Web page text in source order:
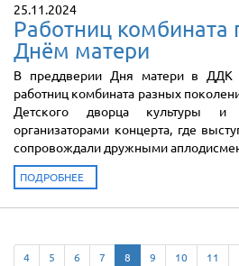
25.11.2024
Работниц комбината
Днём матери
В преддверии Дня матери в ДДК
работниц комбината разных
Детского дворца культуры
организаторами концерта, где
сопровождали дружными
ПОДРОБНЕЕ
4 5 6 7 8 9 10 11